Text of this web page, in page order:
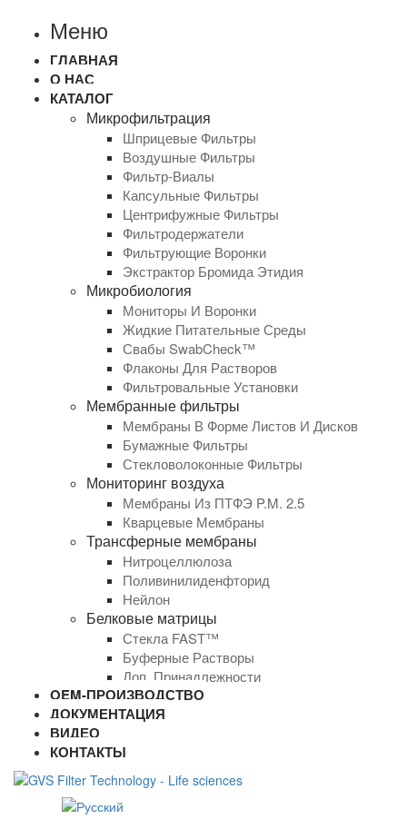
Меню
ГЛАВНАЯ
О НАС
КАТАЛОГ
Микрофильтрация
Шприцевые Фильтры
Воздушные Фильтры
Фильтр-Виалы
Капсульные Фильтры
Центрифужные Фильтры
Фильтродержатели
Фильтрующие Воронки
Экстрактор Бромида Этидия
Микробиология
Мониторы И Воронки
Жидкие Питательные Среды
Свабы SwabCheck™
Флаконы Для Растворов
Фильтровальные Установки
Мембранные фильтры
Мембраны В Форме Листов И Дисков
Бумажные Фильтры
Стекловолоконные Фильтры
Мониторинг воздуха
Мембраны Из ПТФЭ P.M. 2.5
Кварцевые Мембраны
Трансферные мембраны
Нитроцеллюлоза
Поливинилиденфторид
Нейлон
Белковые матрицы
Стекла FAST™
Буферные Растворы
Доп. Принадлежности
OEM-ПРОИЗВОДСТВО
ДОКУМЕНТАЦИЯ
ВИДЕО
КОНТАКТЫ